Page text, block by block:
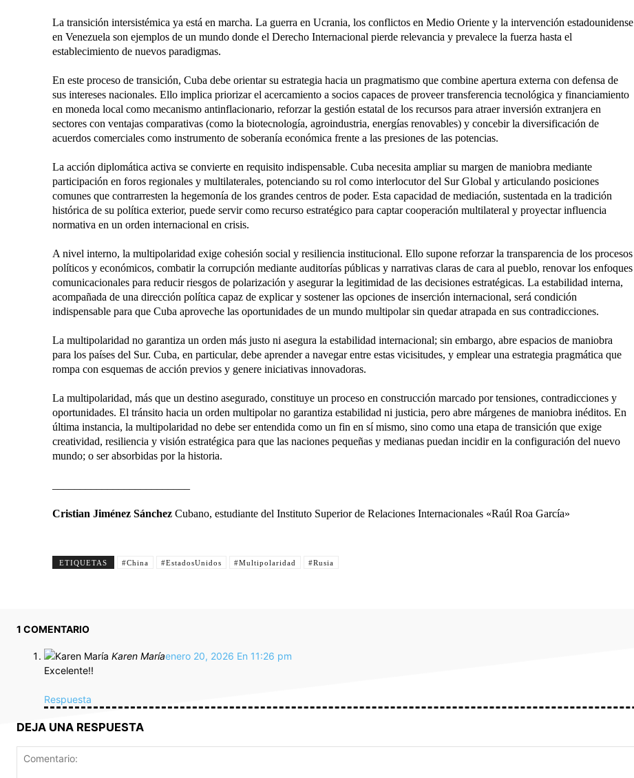
La transición intersistémica ya está en marcha. La guerra en Ucrania, los conflictos en Medio Oriente y la intervención estadounidense
en Venezuela son ejemplos de un mundo donde el Derecho Internacional pierde relevancia y prevalece la fuerza hasta el
establecimiento de nuevos paradigmas.
En este proceso de transición, Cuba debe orientar su estrategia hacia un pragmatismo que combine apertura externa con defensa de
sus intereses nacionales. Ello implica priorizar el acercamiento a socios capaces de proveer transferencia tecnológica y financiamiento
en moneda local como mecanismo antinflacionario, reforzar la gestión estatal de los recursos para atraer inversión extranjera en
sectores con ventajas comparativas (como la biotecnología, agroindustria, energías renovables) y concebir la diversificación de
acuerdos comerciales como instrumento de soberanía económica frente a las presiones de las potencias.
La acción diplomática activa se convierte en requisito indispensable. Cuba necesita ampliar su margen de maniobra mediante
participación en foros regionales y multilaterales, potenciando su rol como interlocutor del Sur Global y articulando posiciones
comunes que contrarresten la hegemonía de los grandes centros de poder. Esta capacidad de mediación, sustentada en la tradición
histórica de su política exterior, puede servir como recurso estratégico para captar cooperación multilateral y proyectar influencia
normativa en un orden internacional en crisis.
A nivel interno, la multipolaridad exige cohesión social y resiliencia institucional. Ello supone reforzar la transparencia de los procesos
políticos y económicos, combatir la corrupción mediante auditorías públicas y narrativas claras de cara al pueblo, renovar los enfoques
comunicacionales para reducir riesgos de polarización y asegurar la legitimidad de las decisiones estratégicas. La estabilidad interna,
acompañada de una dirección política capaz de explicar y sostener las opciones de inserción internacional, será condición
indispensable para que Cuba aproveche las oportunidades de un mundo multipolar sin quedar atrapada en sus contradicciones.
La multipolaridad no garantiza un orden más justo ni asegura la estabilidad internacional; sin embargo, abre espacios de maniobra
para los países del Sur. Cuba, en particular, debe aprender a navegar entre estas vicisitudes, y emplear una estrategia pragmática que
rompa con esquemas de acción previos y genere iniciativas innovadoras.
La multipolaridad, más que un destino asegurado, constituye un proceso en construcción marcado por tensiones, contradicciones y
oportunidades. El tránsito hacia un orden multipolar no garantiza estabilidad ni justicia, pero abre márgenes de maniobra inéditos. En
última instancia, la multipolaridad no debe ser entendida como un fin en sí mismo, sino como una etapa de transición que exige
creatividad, resiliencia y visión estratégica para que las naciones pequeñas y medianas puedan incidir en la configuración del nuevo
mundo; o ser absorbidas por la historia.
Cristian Jiménez Sánchez Cubano, estudiante del Instituto Superior de Relaciones Internacionales «Raúl Roa García»
ETIQUETAS #China #EstadosUnidos #Multipolaridad #Rusia
1 COMENTARIO
Karen Maríaenero 20, 2026 En 11:26 pm
Excelente!!
Respuesta
DEJA UNA RESPUESTA